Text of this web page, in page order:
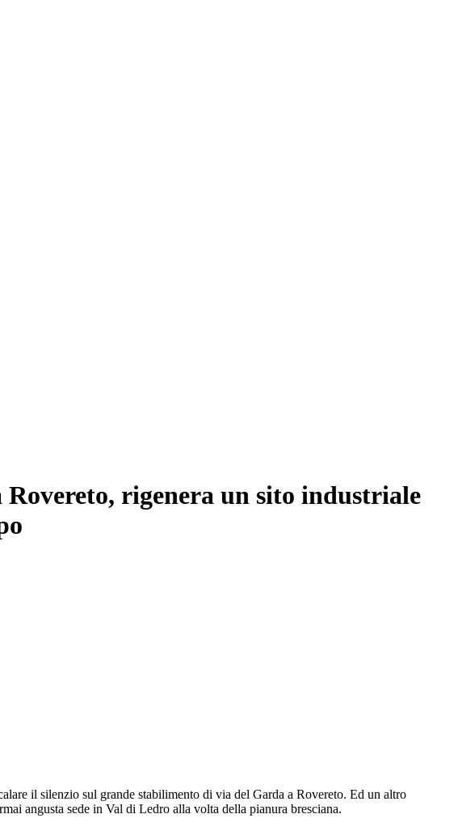
rigenera un sito industriale
il silenzio sul grande stabilimento di via del Garda a Rovereto. Ed un altro
angusta sede in Val di Ledro alla volta della pianura bresciana.